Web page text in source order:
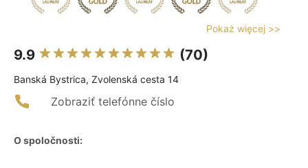
Pokaż więcej >>
9.9 (70)
Banská Bystrica, Zvolenská cesta 14
Zobraziť telefónne číslo
O spoločnosti: